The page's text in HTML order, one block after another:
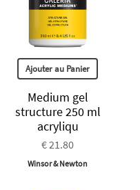
Ajouter au Panier
Medium gel
structure 250 ml
acryliqu
€ 21.80
Winsor & Newton